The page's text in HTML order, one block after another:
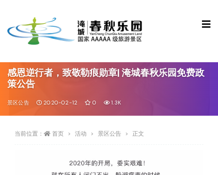
感恩逆行者，致敬勒痕勋章| 淹城春秋乐园免费政
策公告
景区公告 2020-02-12 0 1.3K
当前位置： 首页 活动 景区公告 正文